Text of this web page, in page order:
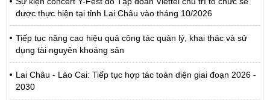
được thực hiện tại tỉnh Lai Châu vào tháng 10/2026
Tiếp tục nâng cao hiệu quả công tác quản lý, khai thác và sử
dụng tài nguyên khoáng sản
Lai Châu - Lào Cai: Tiếp tục hợp tác toàn diện giai đoạn 2026 -
2030